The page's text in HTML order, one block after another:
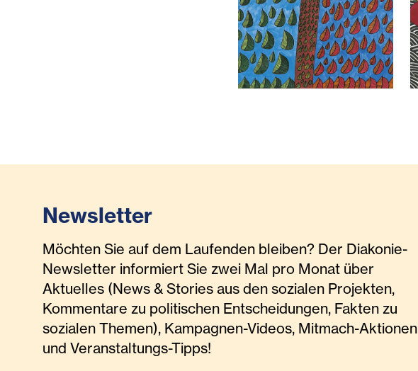
Newsletter
Möchten Sie auf dem Laufenden bleiben? Der Diakonie-
Newsletter informiert Sie zwei Mal pro Monat über
Aktuelles (News & Stories aus den sozialen Projekten,
Kommentare zu politischen Entscheidungen, Fakten zu
sozialen Themen), Kampagnen-Videos, Mitmach-Aktionen
und Veranstaltungs-Tipps!